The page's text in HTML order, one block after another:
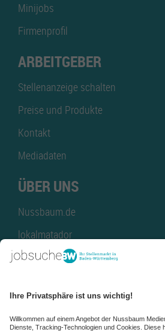
Minijobs
Firmenprofil
ARBEITGEBER
Stellenanzeige schalten
Preise und Produkte
Kontakt
Mediadaten
ÜBER UNS
Nussbaum.de
lokalmatador
kaufinBW
NussbaumID
Nussbaum Medien